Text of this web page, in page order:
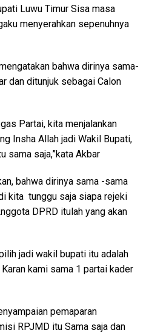
Luwu Timur Sisa masa
menyerahkan sepenuhnya
bahwa dirinya sama-
dan ditunjuk sebagai Calon
Partai, kita menjalankan
Insha Allah jadi Wakil Bupati,
sama saja,”kata Akbar
bahwa dirinya sama -sama
kita tunggu saja siapa rejeki
DPRD itulah yang akan
jadi wakil bupati itu adalah
kami sama 1 partai kader
pemaparan
RPJMD itu Sama saja dan